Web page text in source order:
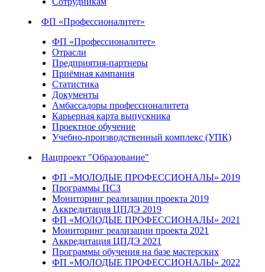
ФП «Профессионалитет»
ФП «Профессионалитет»
Отрасли
Предприятия-партнеры
Приёмная кампания
Статистика
Документы
Амбассадоры профессионалитета
Карьерная карта выпускника
Проектное обучение
Учебно-производственный комплекс (УПК)
Нацпроект "Образование"
ФП «МОЛОДЫЕ ПРОФЕССИОНАЛЫ» 2019
Программы ПСЗ
Мониторинг реализации проекта 2019
Аккредитация ЦПДЭ 2019
ФП «МОЛОДЫЕ ПРОФЕССИОНАЛЫ» 2021
Мониторинг реализации проекта 2021
Аккредитация ЦПДЭ 2021
Программы обучения на базе мастерских
ФП «МОЛОДЫЕ ПРОФЕССИОНАЛЫ» 2022